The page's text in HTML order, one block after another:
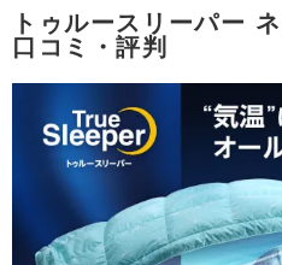
トゥルースリーパー
口コミ・評判